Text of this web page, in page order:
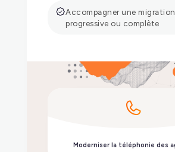
Accompagner une migration
progressive ou complète